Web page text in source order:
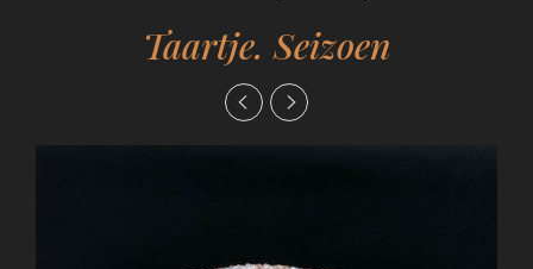
Taartje. Seizoen